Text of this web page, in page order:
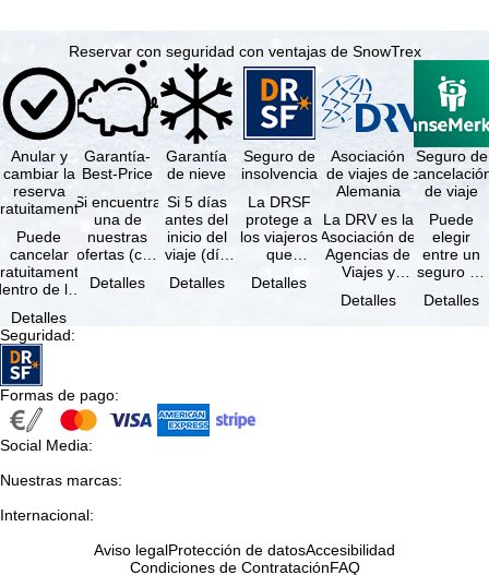
Reservar con seguridad con ventajas de SnowTrex
Anular y
cambiar la
reserva
Puede
cancelar
de los
a
reserva, …
Detalles
Garantía-
Best-Price
Si encuentra
una de
nuestras
ofertas (con
prestaciones
Detalles
Garantía
de nieve
Si 5 días
antes del
inicio del
viaje (día
ninguna de
Detalles
Seguro de
insolvencia
La DRSF
protege a
los viajeros
que
viaje
Detalles
Asociación
de viajes de
Alemania
La DRV es la
Asociación de
Agencias de
Viajes y
más grande
Detalles
Seguro de
de viaje
Puede
elegir
entre un
seguro de
de viaje
Detalles
Seguridad:
Formas de pago:
Social Media:
Nuestras marcas:
Internacional:
Aviso legalProtección de datosAccesibilidad
Condiciones de ContrataciónFAQ